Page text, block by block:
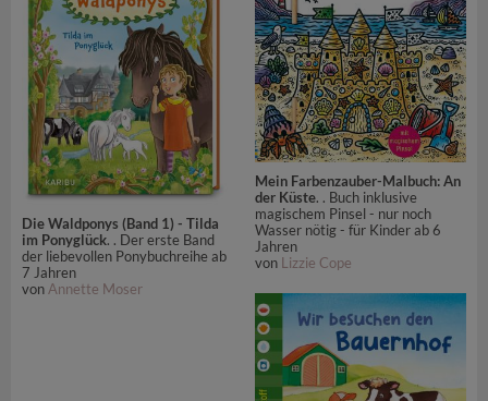
Die Waldponys (Band 1) - Tilda
im Ponyglück. . Der erste Band
der liebevollen Ponybuchreihe ab
7 Jahren
von Annette Moser
Mein Farbenzauber-Malbuch: An
der Küste. . Buch inklusive
magischem Pinsel - nur noch
Wasser nötig - für Kinder ab 6
Jahren
von Lizzie Cope